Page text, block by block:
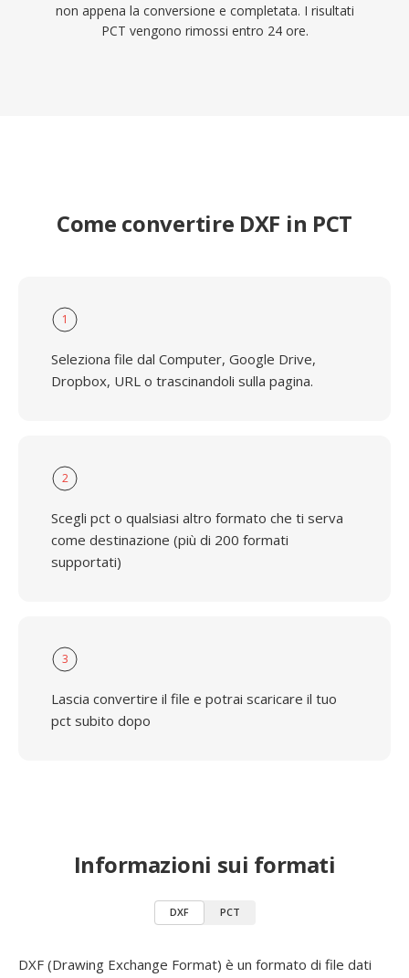
non appena la conversione e completata. I risultati
PCT vengono rimossi entro 24 ore.
Come convertire DXF in PCT
1
Seleziona file dal Computer, Google Drive,
Dropbox, URL o trascinandoli sulla pagina.
2
Scegli pct o qualsiasi altro formato che ti serva
come destinazione (più di 200 formati
supportati)
3
Lascia convertire il file e potrai scaricare il tuo
pct subito dopo
Informazioni sui formati
DXF PCT
DXF (Drawing Exchange Format) è un formato di file dati